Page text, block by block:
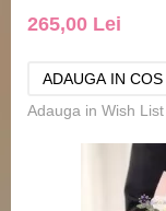
265,00 Lei
Adauga in Wish List